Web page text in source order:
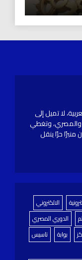
لا تميل إلى
والمصري، وتغطي
منبرًا حرًا ينقل
الالكتروني
الدوري المصري
بوابة
تاسيس